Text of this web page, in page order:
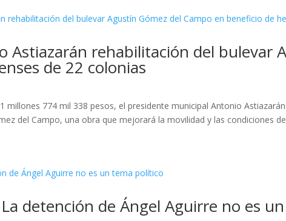
Astiazarán rehabilitación del bulevar
de 22 colonias
millones 774 mil 338 pesos, el presidente municipal Antonio
del Campo, una obra que mejorará la movilidad y las condiciones
detención de Ángel Aguirre no es